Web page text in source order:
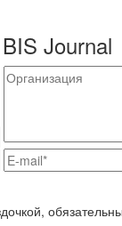
Journal